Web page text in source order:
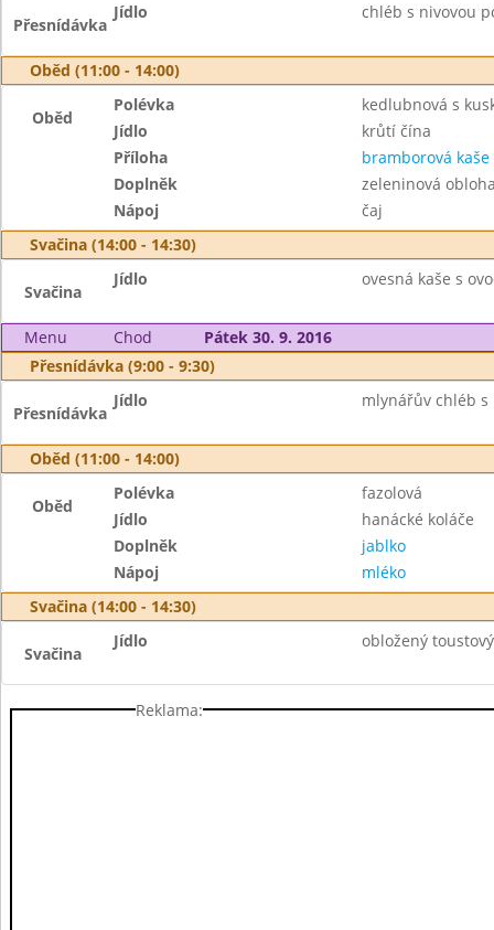
Přesnídávka
Jídlo chléb s nivovou
Oběd (11:00 - 14:00)
Oběd
Polévka
kedlubnová s
Jídlo
krůtí čína
Příloha
bramborová kaše
Doplněk
zeleninová
Nápoj
čaj
Svačina (14:00 - 14:30)
Svačina
Jídlo ovesná kaše s
Menu Chod
Pátek 30. 9. 2016
Přesnídávka (9:00 - 9:30)
Přesnídávka
Jídlo mlynářův chléb s
Oběd (11:00 - 14:00)
Oběd
Polévka
fazolová
Jídlo
hanácké koláče
Doplněk
jablko
Nápoj
mléko
Svačina (14:00 - 14:30)
Svačina
Jídlo obložený
Reklama: